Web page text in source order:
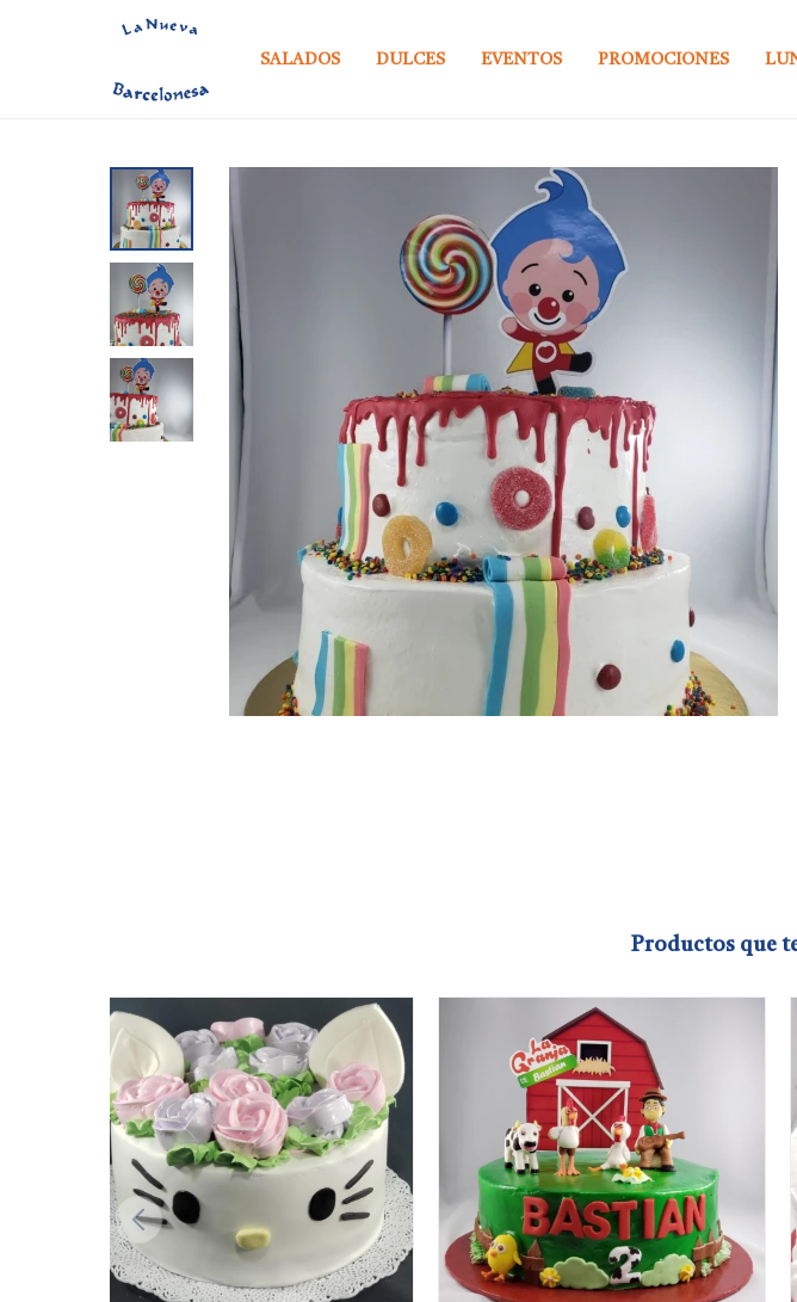
SALADOS DULCES EVENTOS PROMOCIONES
Productos que